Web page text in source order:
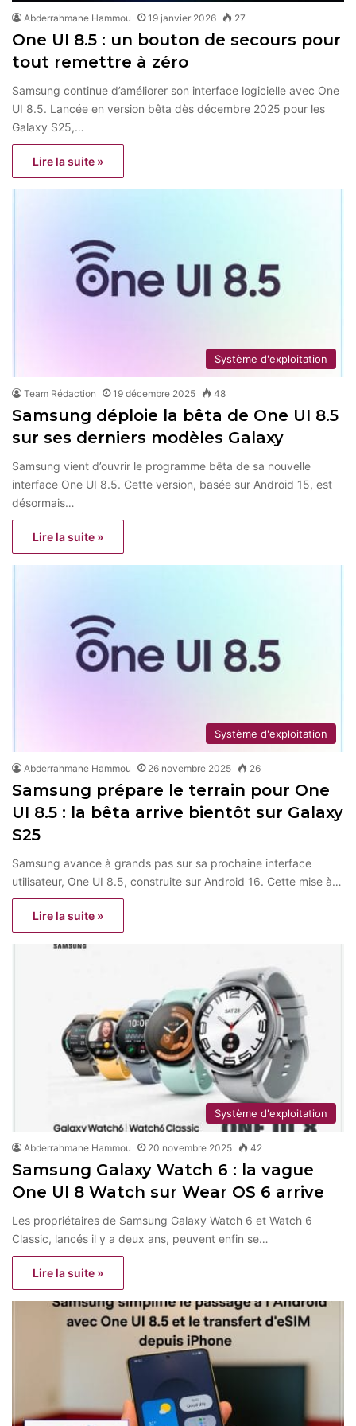
Abderrahmane Hammou 19 janvier 2026 27
One UI 8.5 : un bouton de secours pour
tout remettre à zéro
Samsung continue d’améliorer son interface logicielle avec One
UI 8.5. Lancée en version bêta dès décembre 2025 pour les
Galaxy S25,…
Lire la suite »
Système d'exploitation
Team Rédaction 19 décembre 2025 48
Samsung déploie la bêta de One UI 8.5
sur ses derniers modèles Galaxy
Samsung vient d’ouvrir le programme bêta de sa nouvelle
interface One UI 8.5. Cette version, basée sur Android 15, est
désormais…
Lire la suite »
Système d'exploitation
Abderrahmane Hammou 26 novembre 2025 26
Samsung prépare le terrain pour One
UI 8.5 : la bêta arrive bientôt sur Galaxy
S25
Samsung avance à grands pas sur sa prochaine interface
utilisateur, One UI 8.5, construite sur Android 16. Cette mise à…
Lire la suite »
Système d'exploitation
Abderrahmane Hammou 20 novembre 2025 42
Samsung Galaxy Watch 6 : la vague
One UI 8 Watch sur Wear OS 6 arrive
Les propriétaires de Samsung Galaxy Watch 6 et Watch 6
Classic, lancés il y a deux ans, peuvent enfin se…
Lire la suite »